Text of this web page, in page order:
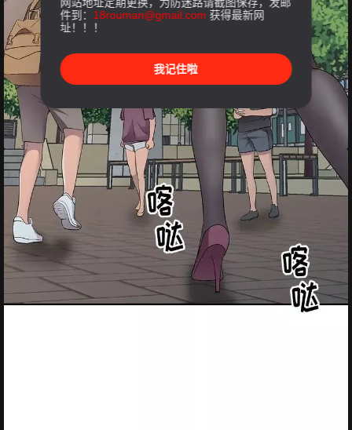
件到： 18rouman@gmail.com 获得最新网
址！！！
我记住啦